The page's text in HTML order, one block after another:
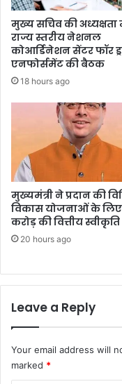
मुख्य सचिव की अध्यक्षता
राज्य स्तरीय नेशनल
कोआर्डिनेशन सेंटर फॉर
एनफोर्समेंट की बैठक
18 hours ago
मुख्यमंत्री ने प्रदान की
विकास योजनाओं के लिए
करोड़ की वित्तीय स्वीकृति
20 hours ago
Leave a Reply
Your email address will
marked *